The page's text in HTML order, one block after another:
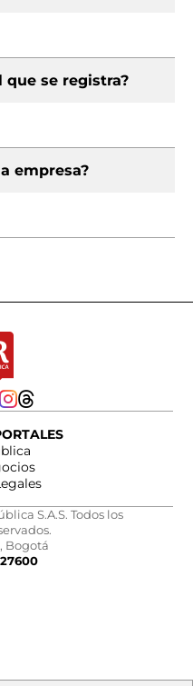
que se registra?
empresa?
S.A.S. Todos los
Bogotá